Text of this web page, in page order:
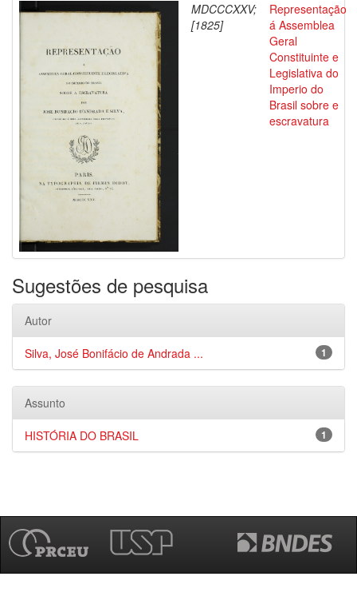
MDCCCXXV;
[1825]
Representação
á Assemblea
Geral
Constituinte e
Legislativa do
Imperio do
Brasil sobre e
escravatura
Sugestões de pesquisa
Autor
1
Silva, José Bonifácio de Andrada ...
Assunto
1
HISTÓRIA DO BRASIL